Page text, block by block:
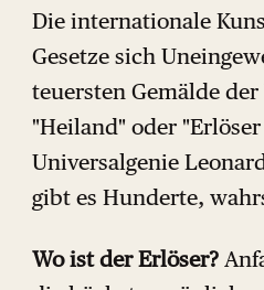
Die internationale
Gesetze sich
teuersten Gemälde
"Heiland" oder
Universalgenie
gibt es Hunderte,
Wo ist der Erlöser?